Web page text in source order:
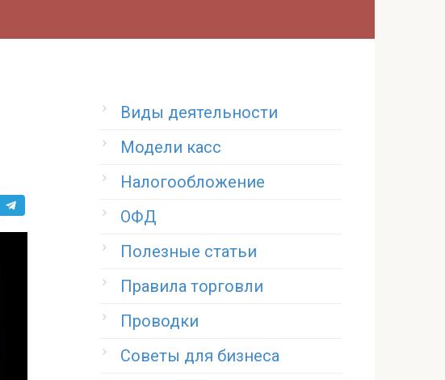
Виды деятельности
Модели касс
Налогообложение
ОФД
Полезные статьи
Правила торговли
Проводки
Советы для бизнеса